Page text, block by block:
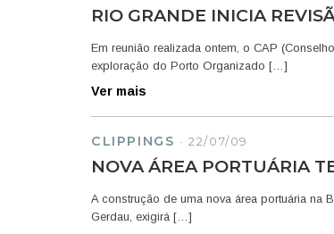
RIO GRANDE INICIA
Em reunião realizada ontem, o CAP
exploração do Porto Organizado […]
Ver mais
CLIPPINGS -22/07/09
NOVA ÁREA PORTUÁRIA
A construção de uma nova área portuária na
Gerdau, exigirá […]